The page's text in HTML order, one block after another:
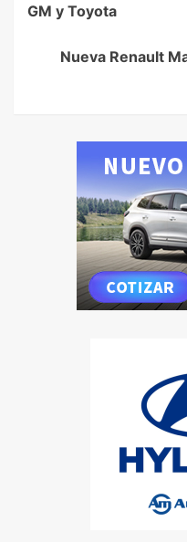
GM y Toyota
Nueva Renault